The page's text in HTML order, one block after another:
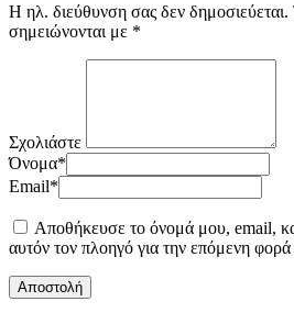
Η ηλ. διεύθυνση σας δεν δημοσιεύεται.
σημειώνονται με *
Σχολιάστε
Όνομα*
Email*
Αποθήκευσε το όνομά μου, email,
αυτόν τον πλοηγό για την επόμενη